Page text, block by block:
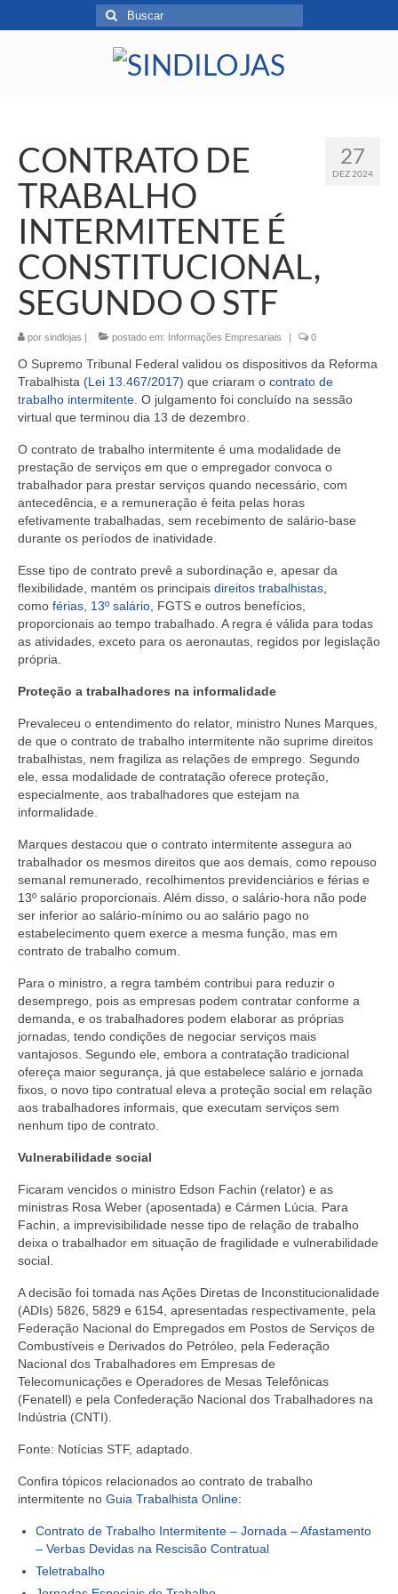
27
DEZ 2024
CONTRATO DE
TRABALHO
INTERMITENTE É
CONSTITUCIONAL,
SEGUNDO O STF
por sindlojas | postado em: Informações Empresariais | 0
O Supremo Tribunal Federal validou os dispositivos da Reforma
Trabalhista (Lei 13.467/2017) que criaram o contrato de
trabalho intermitente . O julgamento foi concluído na sessão
virtual que terminou dia 13 de dezembro.
O contrato de trabalho intermitente é uma modalidade de
prestação de serviços em que o empregador convoca o
trabalhador para prestar serviços quando necessário, com
antecedência, e a remuneração é feita pelas horas
efetivamente trabalhadas, sem recebimento de salário-base
durante os períodos de inatividade.
Esse tipo de contrato prevê a subordinação e, apesar da
flexibilidade, mantém os principais direitos trabalhistas
como férias, 13º salário , FGTS e outros benefícios,
proporcionais ao tempo trabalhado. A regra é válida para todas
as atividades, exceto para os aeronautas, regidos por legislação
própria.
Proteção a trabalhadores na informalidade
Prevaleceu o entendimento do relator, ministro Nunes Marques,
de que o contrato de trabalho intermitente não suprime direitos
trabalhistas, nem fragiliza as relações de emprego. Segundo
ele, essa modalidade de contratação oferece proteção,
especialmente, aos trabalhadores que estejam na
informalidade.
Marques destacou que o contrato intermitente assegura ao
trabalhador os mesmos direitos que aos demais, como repouso
semanal remunerado, recolhimentos previdenciários e férias e
13º salário proporcionais. Além disso, o salário-hora não pode
ser inferior ao salário-mínimo ou ao salário pago no
estabelecimento quem exerce a mesma função, mas em
contrato de trabalho comum.
Para o ministro, a regra também contribui para reduzir o
desemprego, pois as empresas podem contratar conforme a
demanda, e os trabalhadores podem elaborar as próprias
jornadas, tendo condições de negociar serviços mais
vantajosos. Segundo ele, embora a contratação tradicional
ofereça maior segurança, já que estabelece salário e jornada
fixos, o novo tipo contratual eleva a proteção social em relação
aos trabalhadores informais, que executam serviços sem
nenhum tipo de contrato.
Vulnerabilidade social
Ficaram vencidos o ministro Edson Fachin (relator) e as
ministras Rosa Weber (aposentada) e Cármen Lúcia. Para
Fachin, a imprevisibilidade nesse tipo de relação de trabalho
deixa o trabalhador em situação de fragilidade e vulnerabilidade
social.
A decisão foi tomada nas Ações Diretas de Inconstitucionalidade
(ADIs) 5826, 5829 e 6154, apresentadas respectivamente, pela
Federação Nacional do Empregados em Postos de Serviços de
Combustíveis e Derivados do Petróleo, pela Federação
Nacional dos Trabalhadores em Empresas de
Telecomunicações e Operadores de Mesas Telefônicas
(Fenatell) e pela Confederação Nacional dos Trabalhadores na
Indústria (CNTI).
Fonte: Notícias STF, adaptado.
Confira tópicos relacionados ao contrato de trabalho
intermitente no Guia Trabalhista Online:
Contrato de Trabalho Intermitente – Jornada – Afastamento
– Verbas Devidas na Rescisão Contratual
Teletrabalho